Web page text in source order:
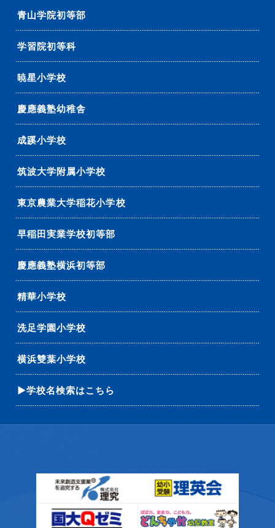
青山学院初等部
学習院初等科
暁星小学校
慶應義塾幼稚舎
成蹊小学校
筑波大学附属小学校
東京農業大学稲花小学校
早稲田実業学校初等部
慶應義塾横浜初等部
精華小学校
洗足学園小学校
横浜雙葉小学校
▶学校名検索はこちら